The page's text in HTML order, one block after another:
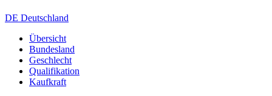
DE Deutschland
Übersicht
Bundesland
Geschlecht
Qualifikation
Kaufkraft